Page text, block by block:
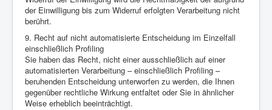
der Einwilligung bis zum Widerruf erfolgten Verarbeitung nicht
berührt.
9. Recht auf nicht automatisierte Entscheidung im Einzelfall
einschließlich Profiling
Sie haben das Recht, nicht einer ausschließlich auf einer
automatisierten Verarbeitung – einschließlich Profiling –
beruhenden Entscheidung unterworfen zu werden, die Ihnen
gegenüber rechtliche Wirkung entfaltet oder Sie in ähnlicher
Weise erheblich beeinträchtigt.